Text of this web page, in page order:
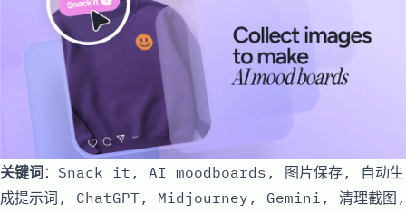
关键词：Snack it, AI moodboards, 图片保存, 自动生
成提示词, ChatGPT, Midjourney, Gemini, 清理截图,